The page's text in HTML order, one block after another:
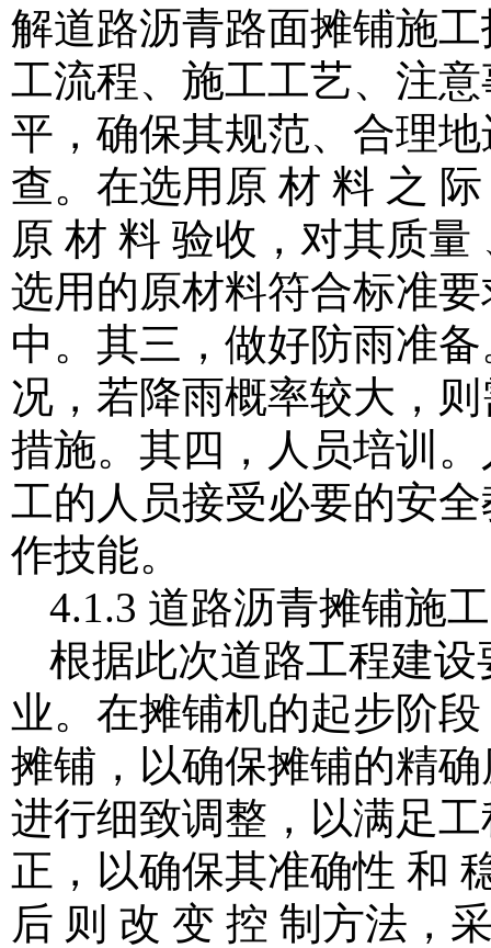
解道路沥青路面摊铺施
工流程、施工工艺、注
平，确保其规范、合理
查。在选用原 材 料 之
原 材 料 验收，对其质
选用的原材料符合标准
中。其三，做好防雨准
况，若降雨概率较大，
措施。其四，人员培训
工的人员接受必要的安
作技能。
4.1.3 道路沥青摊铺施工
根据此次道路工程建
业。在摊铺机的起步阶
摊铺，以确保摊铺的精
进行细致调整，以满足
正，以确保其准确性 和
后 则 改 变 控 制方法，